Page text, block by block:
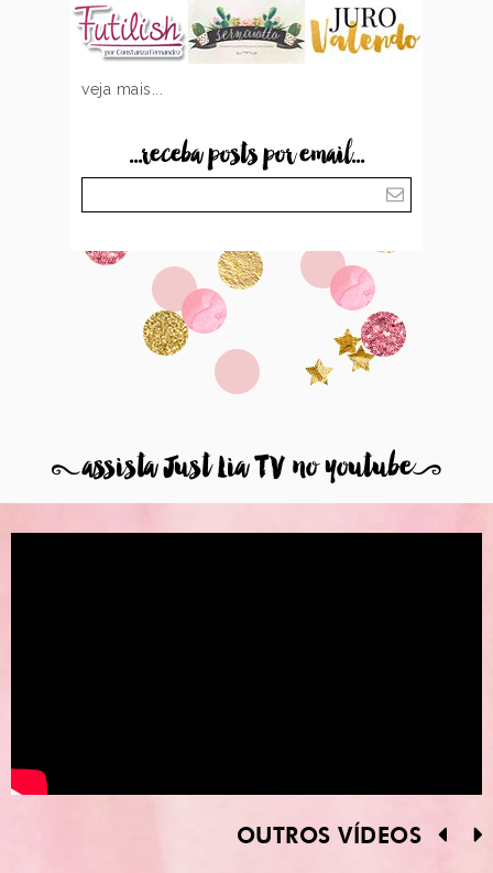
veja mais...
...receba posts por email...
8assista Just Lia TV no youtube9
OUTROS VÍDEOS